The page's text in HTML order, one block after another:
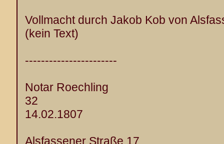
Vollmacht durch Jakob Kob von
(kein Text)
-----------------------
Notar Roechling
32
14.02.1807
Alsfassener Straße 17